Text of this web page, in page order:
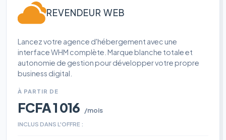
REVENDEUR WEB
Lancez votre agence d'hébergement avec une
interface WHM complète. Marque blanche totale et
autonomie de gestion pour développer votre propre
business digital.
À PARTIR DE
FCFA 1 016 /mois
INCLUS DANS L'OFFRE :